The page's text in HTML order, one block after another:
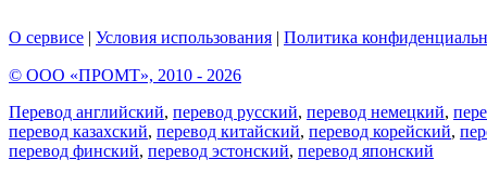
О сервисе | Условия использования | Политика
© ООО «ПРОМТ», 2010 - 2026
Перевод английский, перевод русский, перевод немецкий,
перевод казахский, перевод китайский, перевод корейский,
перевод финский, перевод эстонский, перевод японский